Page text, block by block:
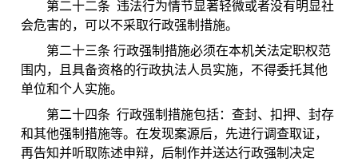
第二十二条 违法行为情节显著轻微或者没有明显社
会危害的，可以不采取行政强制措施。
第二十三条 行政强制措施必须在本机关法定职权范
围内，且具备资格的行政执法人员实施，不得委托其他
单位和个人实施。
第二十四条 行政强制措施包括：查封、扣押、封存
和其他强制措施等。在发现案源后，先进行调查取证，
再告知并听取陈述申辩，后制作并送达行政强制决定